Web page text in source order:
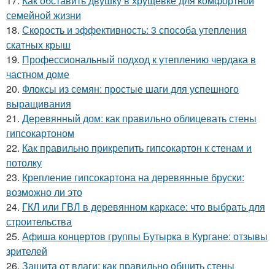
семейной жизни
18. Скорость и эффективность: 3 способа утепления
скатных крыш
19. Профессиональный подход к утеплению чердака в
частном доме
20. Флоксы из семян: простые шаги для успешного
выращивания
21. Деревянный дом: как правильно облицевать стены
гипсокартоном
22. Как правильно прикрепить гипсокартон к стенам и
потолку
23. Крепление гипсокартона на деревянные бруски:
возможно ли это
24. ГКЛ или ГВЛ в деревянном каркасе: что выбрать для
строительства
25. Афиша концертов группы Бутырка в Кургане: отзывы
зрителей
26. Защита от влаги: как правильно обшить стены